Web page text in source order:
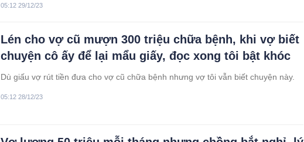
05:12 29/12/23
Lén cho vợ cũ mượn 300 triệu chữa bệnh, khi vợ biết
chuyện cô ấy để lại mẩu giấy, đọc xong tôi bật khóc
Dù giấu vợ rút tiền đưa cho vợ cũ chữa bệnh nhưng vợ tôi vẫn biết chuyện này.
05:12 28/12/23